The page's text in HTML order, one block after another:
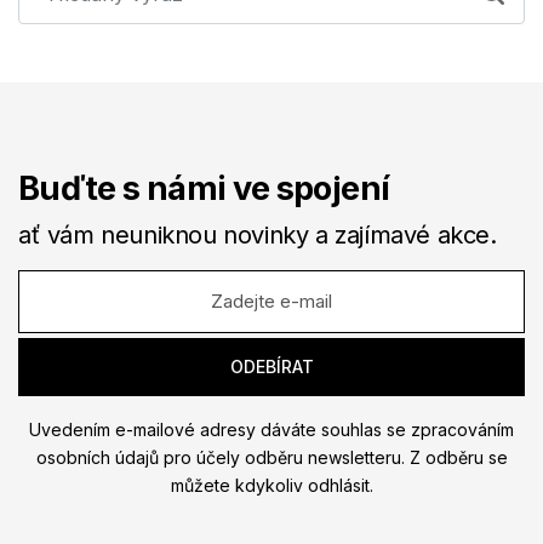
Buďte s námi ve spojení
ať vám neuniknou novinky a zajímavé akce.
Uvedením e-mailové adresy dáváte souhlas se zpracováním
osobních údajů pro účely odběru newsletteru. Z odběru se
můžete kdykoliv odhlásit.